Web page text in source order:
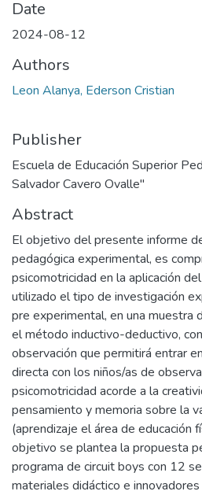
Date
2024-08-12
Authors
Leon Alanya, Ederson Cristian
Publisher
Escuela de Educación Superior
Salvador Cavero Ovalle"
Abstract
El objetivo del presente informe
pedagógica experimental, es
psicomotricidad en la aplicación
utilizado el tipo de investigación
pre experimental, en una muestra
el método inductivo-deductivo,
observación que permitirá entrar
directa con los niños/as de
psicomotricidad acorde a la
pensamiento y memoria sobre la
(aprendizaje el área de educación
objetivo se plantea la propuesta
programa de circuit boys con 12
materiales didáctico e